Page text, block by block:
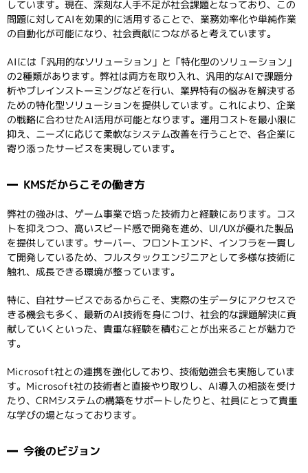
しています。現在、深刻な人手不足が社会課題となっており、この
問題に対してAIを効果的に活用することで、業務効率化や単純作業
の自動化が可能になり、社会貢献につながると考えています。
AIには「汎用的なソリューション」と「特化型のソリューション」
の2種類があります。弊社は両方を取り入れ、汎用的なAIで課題分
析やブレインストーミングなどを行い、業界特有の悩みを解決する
ための特化型ソリューションを提供しています。これにより、企業
の戦略に合わせたAI活用が可能となります。運用コストを最小限に
抑え、ニーズに応じて柔軟なシステム改善を行うことで、各企業に
寄り添ったサービスを実現しています。
KMSだからこその働き方
弊社の強みは、ゲーム事業で培った技術力と経験にあります。コス
トを抑えつつ、高いスピード感で開発を進め、UI/UXが優れた製品
を提供しています。サーバー、フロントエンド、インフラを一貫し
て開発しているため、フルスタックエンジニアとして多様な技術に
触れ、成長できる環境が整っています。
特に、自社サービスであるからこそ、実際の生データにアクセスで
きる機会も多く、最新のAI技術を身につけ、社会的な課題解決に貢
献していくといった、貴重な経験を積むことが出来ることが魅力で
す。
Microsoft社との連携を強化しており、技術勉強会も実施していま
す。Microsoft社の技術者と直接やり取りし、AI導入の相談を受け
たり、CRMシステムの構築をサポートしたりと、社員にとって貴重
な学びの場となっております。
今後のビジョン